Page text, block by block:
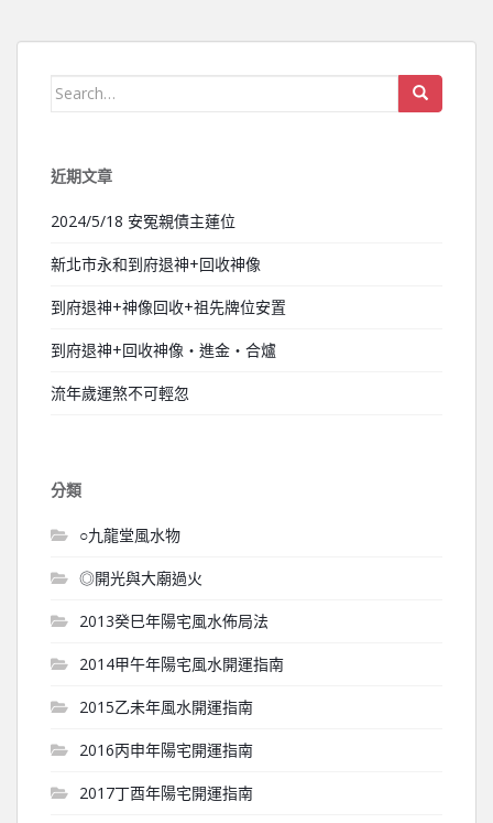
Search for:
近期文章
2024/5/18 安冤親債主蓮位
新北市永和到府退神+回收神像
到府退神+神像回收+祖先牌位安置
到府退神+回收神像‧進金‧合爐
流年歲運煞不可輕忽
分類
○九龍堂風水物
◎開光與大廟過火
2013癸巳年陽宅風水佈局法
2014甲午年陽宅風水開運指南
2015乙未年風水開運指南
2016丙申年陽宅開運指南
2017丁酉年陽宅開運指南